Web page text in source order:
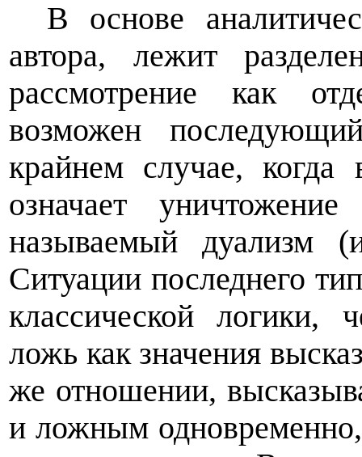
В основе
автора, лежит
рассмотрение как
возможен
крайнем случае, когда
означает
называемый дуализм
Ситуации последнего
классической логики,
ложь как значения
же отношении,
и ложным одновременно,